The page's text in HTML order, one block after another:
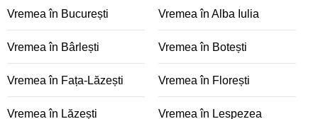
Vremea în București Vremea în Alba Iulia
Vremea în Bârlești Vremea în Botești
Vremea în Fața-Lăzești Vremea în Florești
Vremea în Lăzești Vremea în Lespezea